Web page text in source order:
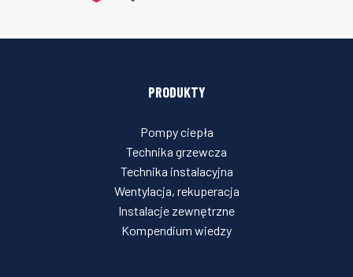
PRODUKTY
Pompy ciepła
Technika grzewcza
Technika instalacyjna
Wentylacja, rekuperacja
Instalacje zewnętrzne
Kompendium wiedzy